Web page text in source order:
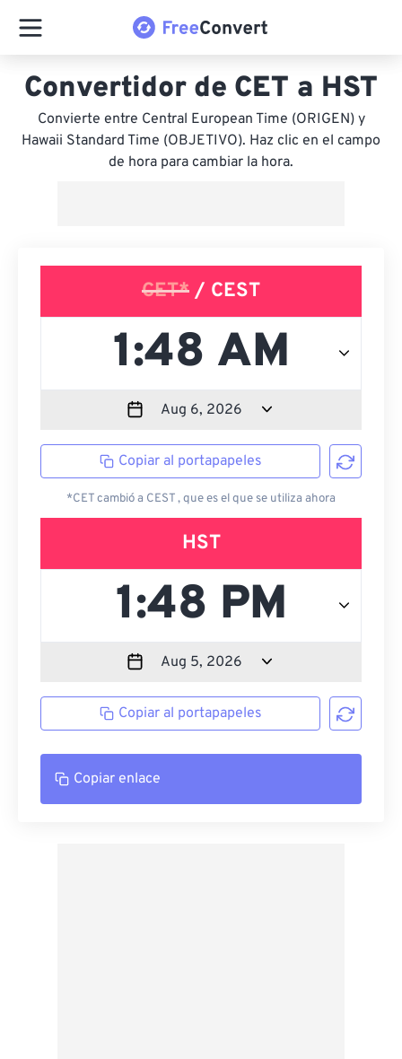
Convertidor de CET a HST
Convierte entre Central European Time (ORIGEN) y
Hawaii Standard Time (OBJETIVO). Haz clic en el campo
de hora para cambiar la hora.
CET* / CEST
Copiar al portapapeles
*CET cambió a CEST , que es el que se utiliza ahora
HST
Copiar al portapapeles
Copiar enlace